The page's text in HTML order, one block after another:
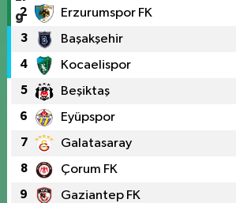
2 Erzurumspor FK
3 Başakşehir
4 Kocaelispor
5 Beşiktaş
6 Eyüpspor
7 Galatasaray
8 Çorum FK
9 Gaziantep FK